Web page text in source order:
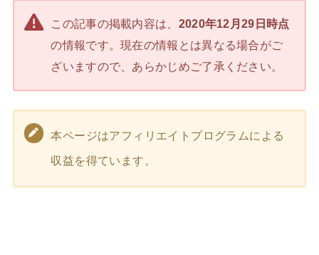
この記事の掲載内容は、 2020年12月29日時点
の情報です。現在の情報とは異なる場合がご
ざいますので、あらかじめご了承ください。
本ページはアフィリエイトプログラムによる
収益を得ています。